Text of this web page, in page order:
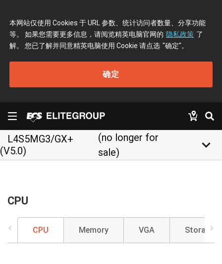
本网站仅使用 Cookies 于 URL 参数、统计访问者数量、分享功能
等。 如果您需要更多信息，请阅览精英电脑官网的 隐私政策 了
解。 您已了解并同意精英电脑使用 Cookie 请点选 "确定"。
确定
L4S5MG3/GX+
(V5.0)
(no longer for
sale)
keyboard_arrow_down
CPU
CPU Memory VGA Storage